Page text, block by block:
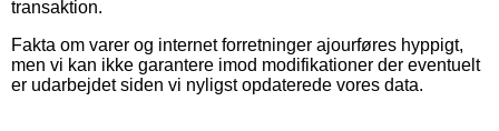
transaktion.
Fakta om varer og internet forretninger ajourføres hyppigt,
men vi kan ikke garantere imod modifikationer der eventuelt
er udarbejdet siden vi nyligst opdaterede vores data.